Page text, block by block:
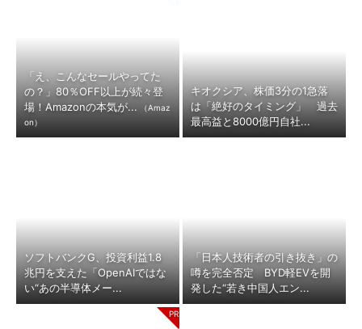
「え、こんなセールやってた
の？」80％OFF以上が続々登
場！Amazonの本気が...
（Amaz
on）
キオクシア、株価3分の1急落
は「絶好のタイミング」 過去
最高益と8000億円自社...
ソフトバンクG、投資利益1.8
兆円を支えた「OpenAIではな
い“あの半導体メー...
「日本人技術者の引き抜き」の
噂を完全否定 BYD軽EVを開
発した“若き中国人エン...